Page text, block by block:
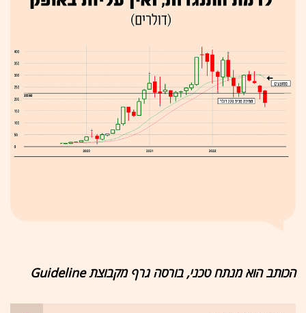
הכותב הוא מנתח טכני, בורסה גרף מקבוצת Guideline